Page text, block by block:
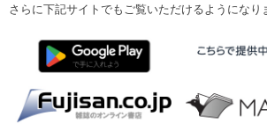
さらに下記サイトでもご覧いただけるようになり